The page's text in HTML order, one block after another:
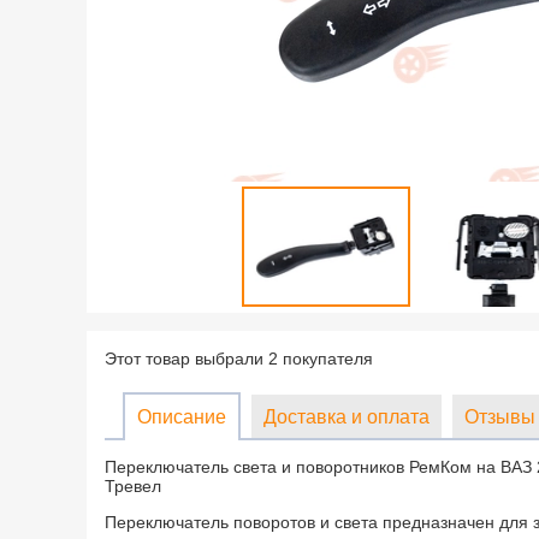
Этот товар выбрали 2 покупателя
Описание Доставка и оплата Отзывы
Переключатель света и поворотников РемКом на
Тревел
Переключатель поворотов и света предназначен